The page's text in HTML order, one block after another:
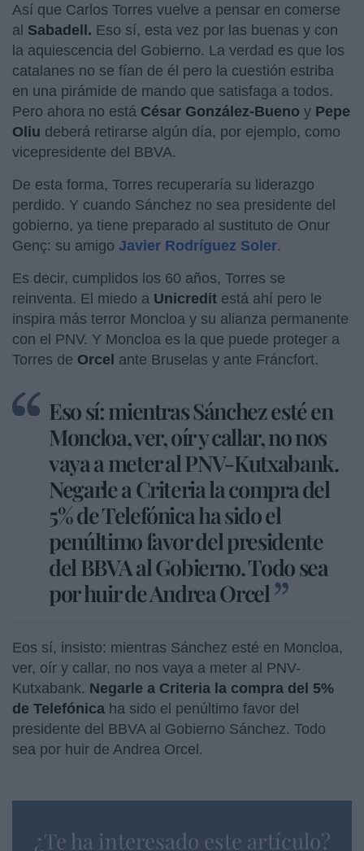
Así que Carlos Torres vuelve a pensar en comerse
al Sabadell. Eso sí, esta vez por las buenas y con
la aquiescencia del Gobierno. La verdad es que los
catalanes no se fían de él pero la cuestión estriba
en una pirámide de mando que satisfaga a todos.
Pero ahora no está César González-Bueno y Pepe
Oliu deberá retirarse algún día, por ejemplo, como
vicepresidente del BBVA.
De esta forma, Torres recuperaría su liderazgo
perdido. Y cuando Sánchez no sea presidente del
gobierno, ya tiene preparado al sustituto de Onur
Genç: su amigo Javier Rodríguez Soler.
Es decir, cumplidos los 60 años, Torres se
reinventa. El miedo a Unicredit está ahí pero le
inspira más terror Moncloa y su alianza permanente
con el PNV. Y Moncloa es la que puede proteger a
Torres de Orcel ante Bruselas y ante Fráncfort.
Eso sí: mientras Sánchez esté en
Moncloa, ver, oír y callar, no nos
vaya a meter al PNV-Kutxabank.
Negarle a Criteria la compra del
5% de Telefónica ha sido el
penúltimo favor del presidente
del BBVA al Gobierno. Todo sea
por huir de Andrea Orcel
Eos sí, insisto: mientras Sánchez esté en Moncloa,
ver, oír y callar, no nos vaya a meter al PNV-
Kutxabank. Negarle a Criteria la compra del 5%
de Telefónica ha sido el penúltimo favor del
presidente del BBVA al Gobierno Sánchez. Todo
sea por huir de Andrea Orcel.
¿Te ha interesado este artículo?